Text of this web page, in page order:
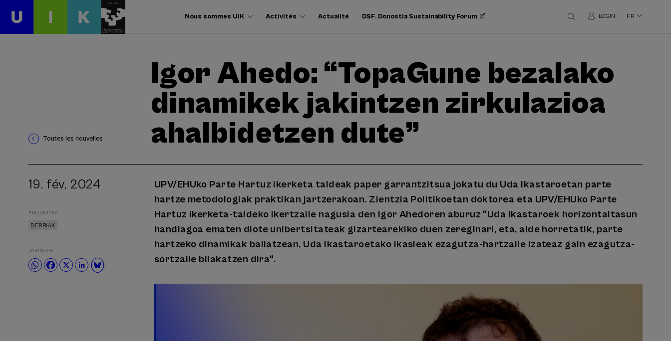
Nous sommes UIK Activités Actualité DSF. Donostia Sustainability Forum LOGIN FR
Toutes les nouvelles
Igor Ahedo: “TopaGune bezalako
dinamikek jakintzen zirkulazioa
ahalbidetzen dute”
UPV/EHUko Parte Hartuz ikerketa taldeak paper garrantzitsua jokatu du Uda Ikastaroetan parte
hartze metodologiak praktikan jartzerakoan. Zientzia Politikoetan doktorea eta UPV/EHUko Parte
Hartuz ikerketa-taldeko ikertzaile nagusia den Igor Ahedoren aburuz “Uda Ikastaroek horizontaltasun
handiagoa ematen diote unibertsitateak gizartearekiko duen zereginari, eta, alde horretatik, parte
hartzeko dinamikak baliatzean, Uda Ikastaroetako ikasleak ezagutza-hartzaile izateaz gain ezagutza-
sortzaile bilakatzen dira“.
19. fév, 2024
ÉTIQUETTES
BERRIAK
PARTAGER